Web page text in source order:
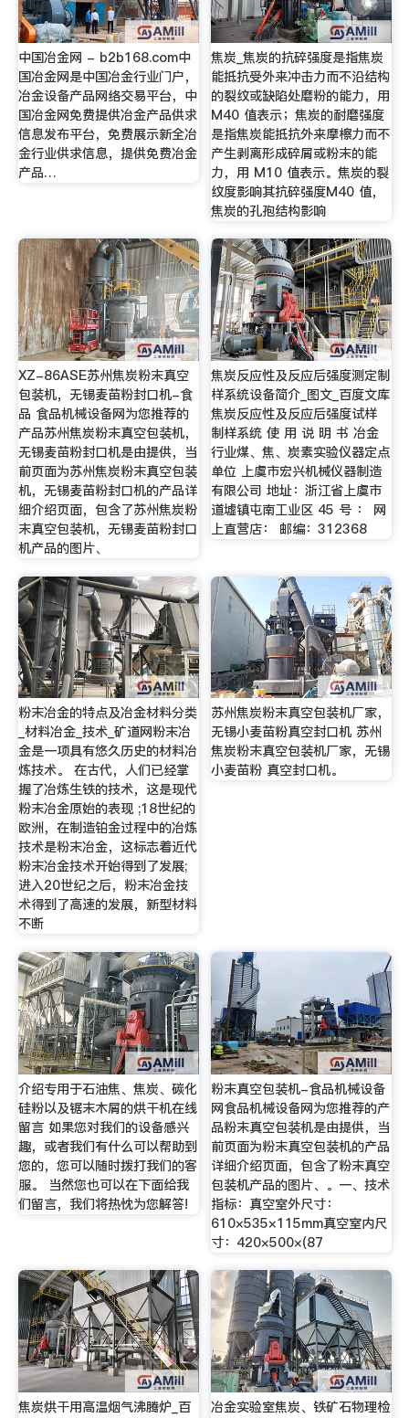
中国冶金网 - b2b168.com中
国冶金网是中国冶金行业门户，
冶金设备产品网络交易平台，中
国冶金网免费提供冶金产品供求
信息发布平台，免费展示新全冶
金行业供求信息，提供免费冶金
产品…
焦炭_焦炭的抗碎强度是指焦炭
能抵抗受外来冲击力而不沿结构
的裂纹或缺陷处磨粉的能力，用
M40 值表示；焦炭的耐磨强度
是指焦炭能抵抗外来摩檫力而不
产生剥离形成碎屑或粉末的能
力，用 M10 值表示。焦炭的裂
纹度影响其抗碎强度M40 值，
焦炭的孔孢结构影响
XZ-86ASE苏州焦炭粉末真空
包装机，无锡麦苗粉封口机-食
品 食品机械设备网为您推荐的
产品苏州焦炭粉末真空包装机，
无锡麦苗粉封口机是由提供，当
前页面为苏州焦炭粉末真空包装
机，无锡麦苗粉封口机的产品详
细介绍页面，包含了苏州焦炭粉
末真空包装机，无锡麦苗粉封口
机产品的图片、
焦炭反应性及反应后强度测定制
样系统设备简介_图文_百度文库
焦炭反应性及反应后强度试样
制样系统 使 用 说 明 书 冶金
行业煤、焦、炭素实验仪器定点
单位 上虞市宏兴机械仪器制造
有限公司 地址：浙江省上虞市
道墟镇屯南工业区 45 号 ： 网
上直营店： 邮编：312368
粉末冶金的特点及冶金材料分类
_材料冶金_技术_矿道网粉末冶
金是一项具有悠久历史的材料冶
炼技术。 在古代，人们已经掌
握了冶炼生铁的技术，这是现代
粉末冶金原始的表现 ;18世纪的
欧洲，在制造铂金过程中的冶炼
技术是粉末冶金，这标志着近代
粉末冶金技术开始得到了发展;
进入20世纪之后，粉末冶金技
术得到了高速的发展，新型材料
不断
苏州焦炭粉末真空包装机厂家，
无锡小麦苗粉真空封口机 苏州
焦炭粉末真空包装机厂家，无锡
小麦苗粉 真空封口机。
介绍专用于石油焦、焦炭、碳化
硅粉以及锯末木屑的烘干机在线
留言 如果您对我们的设备感兴
趣，或者我们有什么可以帮助到
您的，您可以随时拨打我们的客
服。 当然您也可以在下面给我
们留言，我们将热忱为您解答!
粉末真空包装机-食品机械设备
网食品机械设备网为您推荐的产
品粉末真空包装机是由提供，当
前页面为粉末真空包装机的产品
详细介绍页面，包含了粉末真空
包装机产品的图片、。一、技术
指标：真空室外尺寸：
610×535×115mm真空室内尺
寸：420×500×(87
焦炭烘干用高温烟气沸腾炉_百
冶金实验室焦炭、铁矿石物理检